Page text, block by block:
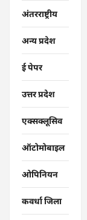
अंतरराष्ट्रीय
अन्य प्रदेश
ई पेपर
उत्तर प्रदेश
एक्सक्लूसिव
ऑटोमोबाइल
ओपिनियन
कवर्धा जिला